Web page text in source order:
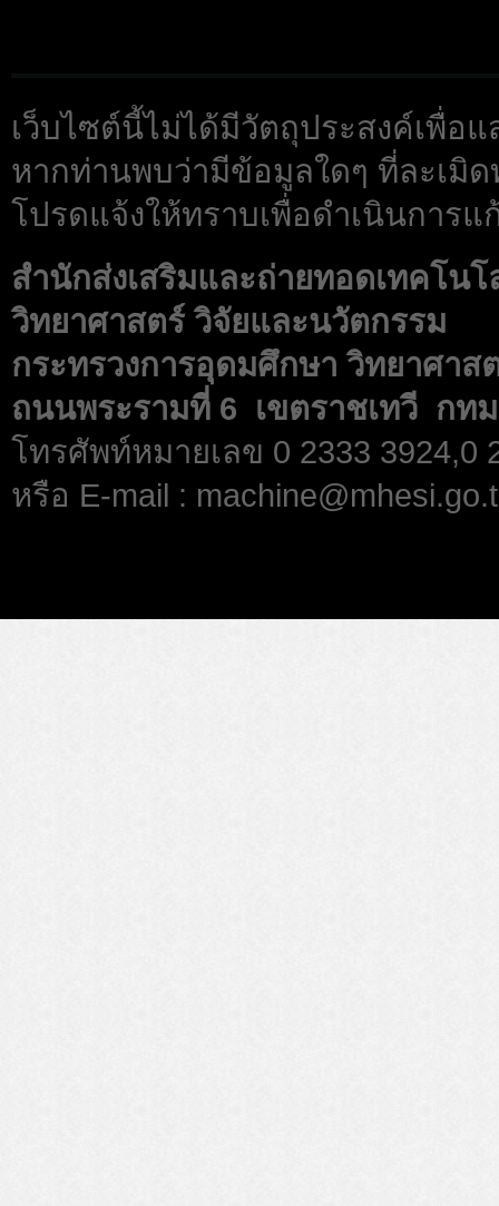
เว็บไซต์นี้ไม่ได้มีวัตถุประสงค์เพื่อแ
หากท่านพบว่ามีข้อมูลใดๆ ที่ละเมิ
โปรดแจ้งให้ทราบเพื่อดำเนินการ
สำนักส่งเสริมและถ่ายทอดเทคโน
วิทยาศาสตร์ วิจัยและนวัตกรรม
กระทรวงการอุดมศึกษา วิทยาศาส
ถนนพระรามที่ 6 เขตราชเทวี กทม
โทรศัพท์หมายเลข 0 2333 3924,0
หรือ E-mail :